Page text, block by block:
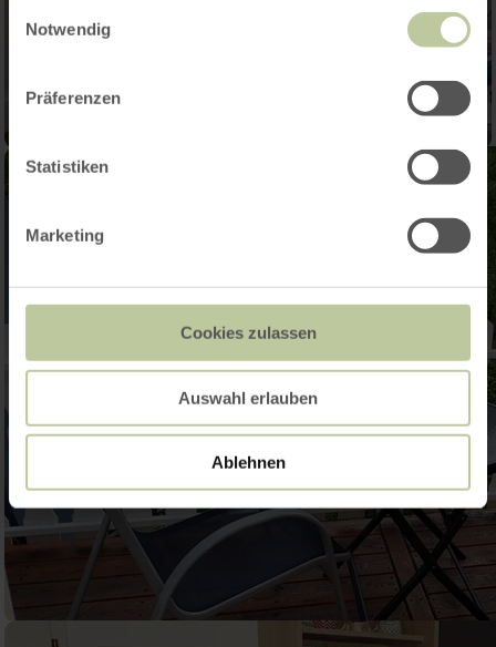
Notwendig
Präferenzen
Statistiken
Marketing
Cookies zulassen
Auswahl erlauben
Ablehnen